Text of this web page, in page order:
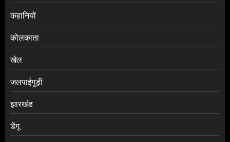
कहानियों
कोलकाता
खेल
जलपाईगुड़ी
झारखंड
डेंगू